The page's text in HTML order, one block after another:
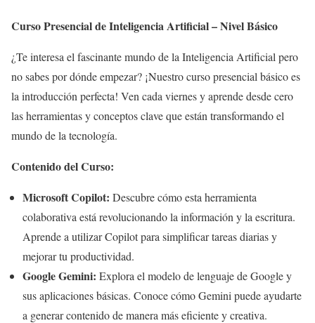
Curso Presencial de Inteligencia Artificial – Nivel Básico
¿Te interesa el fascinante mundo de la Inteligencia Artificial pero
no sabes por dónde empezar? ¡Nuestro curso presencial básico es
la introducción perfecta! Ven cada viernes y aprende desde cero
las herramientas y conceptos clave que están transformando el
mundo de la tecnología.
Contenido del Curso:
Microsoft Copilot: Descubre cómo esta herramienta
colaborativa está revolucionando la información y la escritura.
Aprende a utilizar Copilot para simplificar tareas diarias y
mejorar tu productividad.
Google Gemini: Explora el modelo de lenguaje de Google y
sus aplicaciones básicas. Conoce cómo Gemini puede ayudarte
a generar contenido de manera más eficiente y creativa.